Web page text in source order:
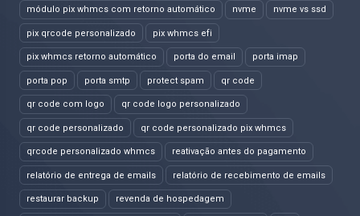
módulo pix whmcs com retorno automático nvme nvme vs ssd
pix qrcode personalizado pix whmcs efi
pix whmcs retorno automático porta do email porta imap
porta pop porta smtp protect spam qr code
qr code com logo qr code logo personalizado
qr code personalizado qr code personalizado pix whmcs
qrcode personalizado whmcs reativação antes do pagamento
relatório de entrega de emails relatório de recebimento de emails
restaurar backup revenda de hospedagem